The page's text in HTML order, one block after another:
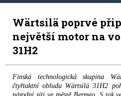
Wärtsilä poprvé
největší motor na
31H2
Finská technologická skupina
čtyřtaktní obludu Wärtsilä 31H2